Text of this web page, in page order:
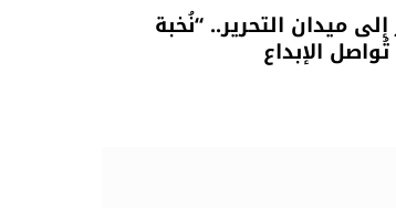
إلى ميدان التحرير.. “نُخبة
الإبداع